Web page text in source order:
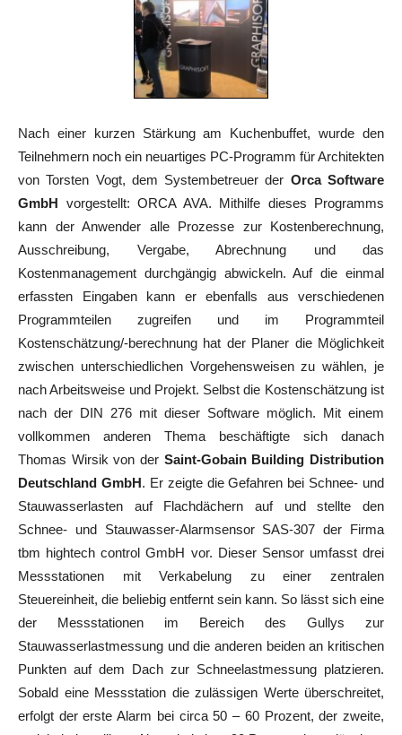
Nach einer kurzen Stärkung am Kuchenbuffet, wurde den
Teilnehmern noch ein neuartiges PC-Programm für Architekten
von Torsten Vogt, dem Systembetreuer der Orca Software
GmbH vorgestellt: ORCA AVA. Mithilfe dieses Programms
kann der Anwender alle Prozesse zur Kostenberechnung,
Ausschreibung, Vergabe, Abrechnung und das
Kostenmanagement durchgängig abwickeln. Auf die einmal
erfassten Eingaben kann er ebenfalls aus verschiedenen
Programmteilen zugreifen und im Programmteil
Kostenschätzung/-berechnung hat der Planer die Möglichkeit
zwischen unterschiedlichen Vorgehensweisen zu wählen, je
nach Arbeitsweise und Projekt. Selbst die Kostenschätzung ist
nach der DIN 276 mit dieser Software möglich. Mit einem
vollkommen anderen Thema beschäftigte sich danach
Thomas Wirsik von der Saint-Gobain Building Distribution
Deutschland GmbH. Er zeigte die Gefahren bei Schnee- und
Stauwasserlasten auf Flachdächern auf und stellte den
Schnee- und Stauwasser-Alarmsensor SAS-307 der Firma
tbm hightech control GmbH vor. Dieser Sensor umfasst drei
Messstationen mit Verkabelung zu einer zentralen
Steuereinheit, die beliebig entfernt sein kann. So lässt sich eine
der Messstationen im Bereich des Gullys zur
Stauwasserlastmessung und die anderen beiden an kritischen
Punkten auf dem Dach zur Schneelastmessung platzieren.
Sobald eine Messstation die zulässigen Werte überschreitet,
erfolgt der erste Alarm bei circa 50 – 60 Prozent, der zweite,